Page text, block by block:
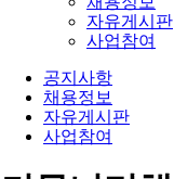
자유게시판
사업참여
공지사항
채용정보
자유게시판
사업참여